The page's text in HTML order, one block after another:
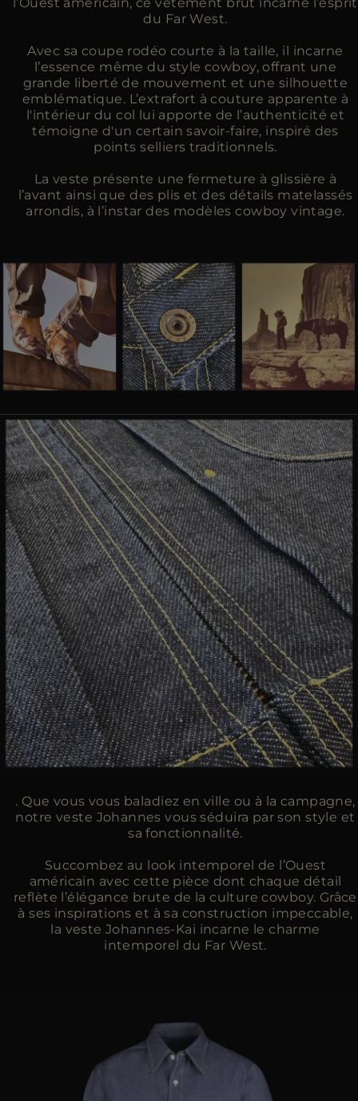
du Far West.
Avec sa coupe rodéo courte à la taille, il incarne
l’essence même du style cowboy, offrant une
grande liberté de mouvement et une silhouette
emblématique. L’extrafort à couture apparente à
l'intérieur du col lui apporte de l’authenticité et
témoigne d'un certain savoir-faire, inspiré des
points selliers traditionnels.
La veste présente une fermeture à glissière à
l’avant ainsi que des plis et des détails matelassés
arrondis, à l’instar des modèles cowboy vintage.
. Que vous vous baladiez en ville ou à la campagne,
notre veste Johannes vous séduira par son style et
sa fonctionnalité.
Succombez au look intemporel de l’Ouest
américain avec cette pièce dont chaque détail
reflète l’élégance brute de la culture cowboy. Grâce
à ses inspirations et à sa construction impeccable,
la veste Johannes-Kai incarne le charme
intemporel du Far West.